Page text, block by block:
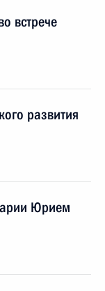
встрече
развития
Юрием